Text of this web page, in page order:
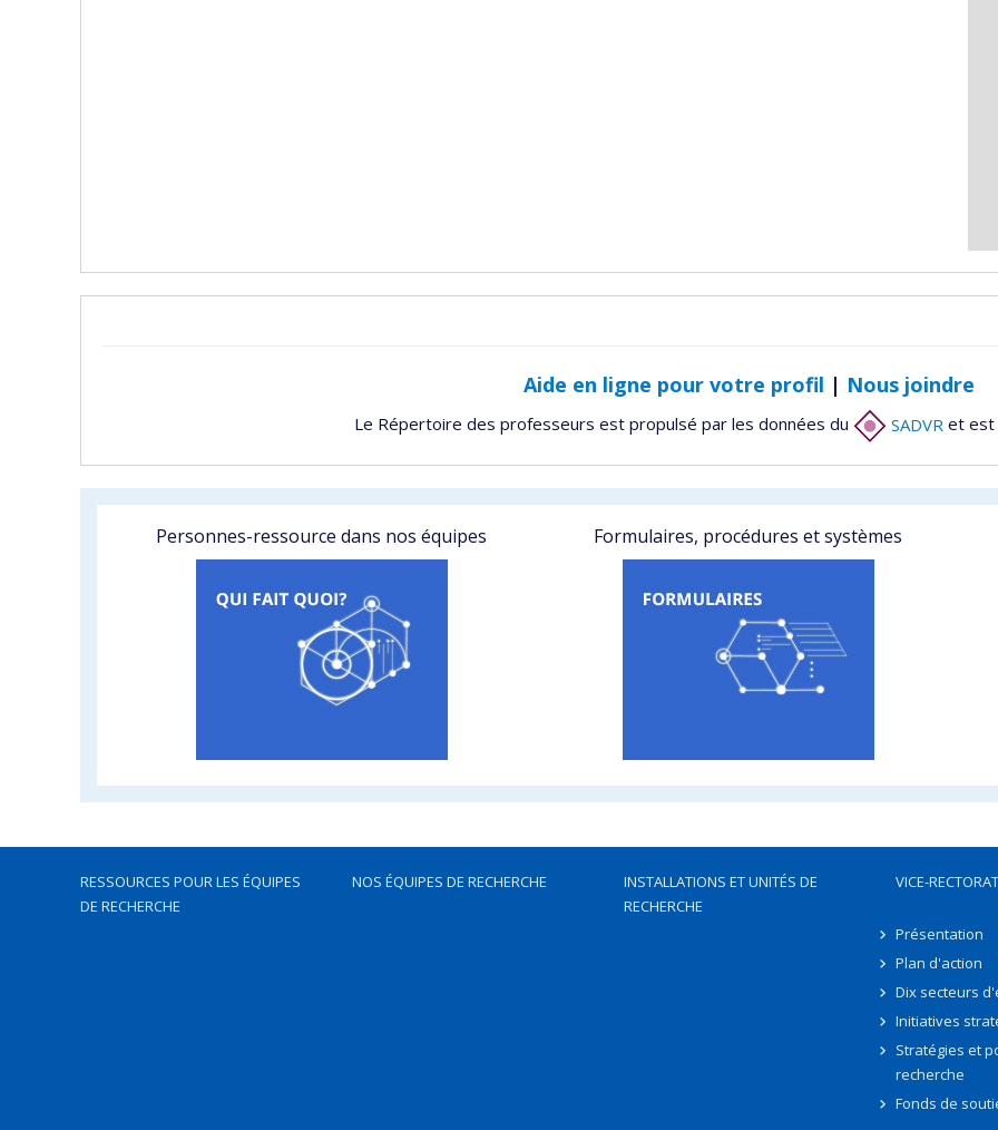
Aide en ligne pour votre profil | Nous joindre
Le Répertoire des professeurs est propulsé par les données du SADVR et est
Personnes-ressource dans nos équipes Formulaires, procédures et systèmes
RESSOURCES POUR LES ÉQUIPES
DE RECHERCHE
NOS ÉQUIPES DE RECHERCHE
INSTALLATIONS ET UNITÉS DE
RECHERCHE
VICE-
Présentation
Plan d'action
Dix secteurs
Initiatives
Stratégies et
recherche
Fonds de